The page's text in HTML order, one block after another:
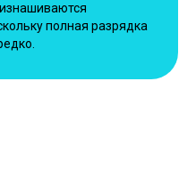
полная разрядка